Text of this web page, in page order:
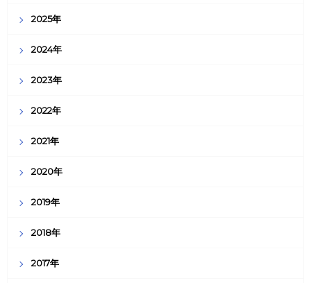
2025年
2024年
2023年
2022年
2021年
2020年
2019年
2018年
2017年